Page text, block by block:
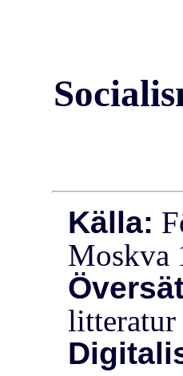
Källa:
Moskva